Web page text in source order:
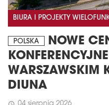
BIURA I PROJEKTY
POLSKA
NOWE
WARSZAWSKIM
DIUNA